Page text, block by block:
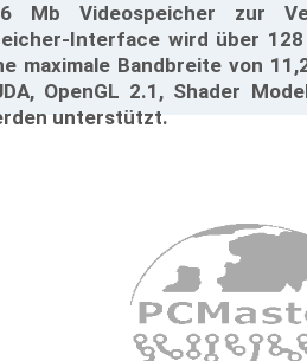
Mb Videospeicher zur
Interface wird über
maximale Bandbreite von
OpenGL 2.1, Shader
unterstützt.